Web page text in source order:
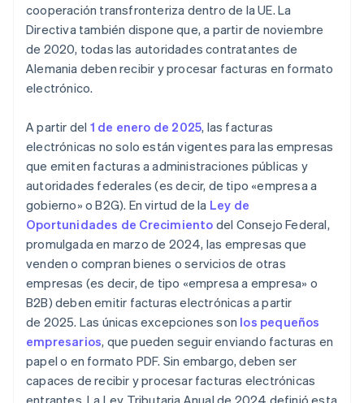
cooperación transfronteriza dentro de la UE. La
Directiva también dispone que, a partir de noviembre
de 2020, todas las autoridades contratantes de
Alemania deben recibir y procesar facturas en formato
electrónico.
A partir del 1 de enero de 2025, las facturas
electrónicas no solo están vigentes para las empresas
que emiten facturas a administraciones públicas y
autoridades federales (es decir, de tipo «empresa a
gobierno» o B2G). En virtud de la Ley de
Oportunidades de Crecimiento del Consejo Federal,
promulgada en marzo de 2024, las empresas que
venden o compran bienes o servicios de otras
empresas (es decir, de tipo «empresa a empresa» o
B2B) deben emitir facturas electrónicas a partir
de 2025. Las únicas excepciones son los pequeños
empresarios, que pueden seguir enviando facturas en
papel o en formato PDF. Sin embargo, deben ser
capaces de recibir y procesar facturas electrónicas